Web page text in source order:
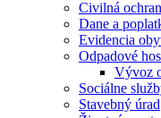
Civilná
Dane a
Evidencia
Odpadové
Vývoz
Sociálne
Stavebný úrad